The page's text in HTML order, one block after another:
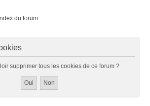
du forum
supprimer tous les cookies de ce forum ?